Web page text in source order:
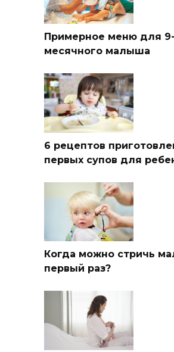
Примерное меню для 9-
месячного малыша
6 рецептов
первых супов для
Когда можно стричь
первый раз?